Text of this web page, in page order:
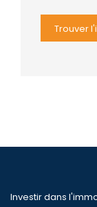
Trouver
Investir dans